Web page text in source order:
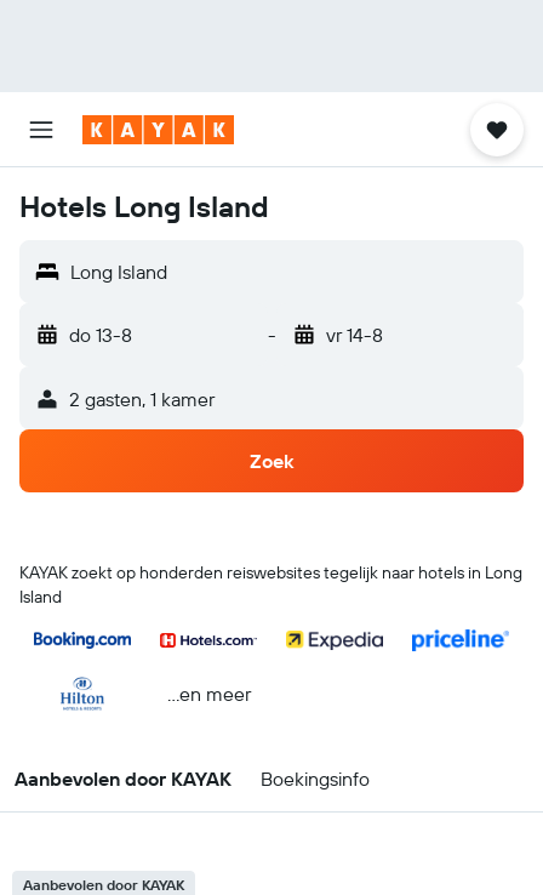
Hotels Long Island
Long Island
do 13-8 - vr 14-8
2 gasten, 1 kamer
Zoek
KAYAK zoekt op honderden reiswebsites tegelijk naar hotels in Long
Island
...en meer
Aanbevolen door KAYAK Boekingsinfo
Aanbevolen door KAYAK